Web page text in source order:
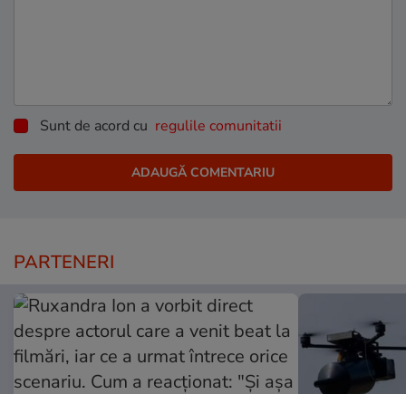
Sunt de acord cu regulile comunitatii
PARTENERI